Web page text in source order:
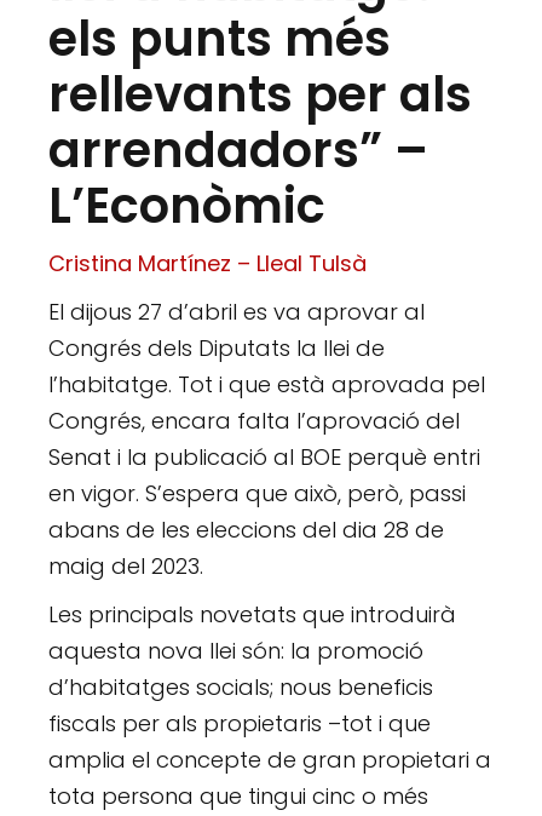
els punts més
rellevants per als
arrendadors” –
L’Econòmic
Cristina Martínez – Lleal Tulsà
El dijous 27 d’abril es va aprovar al
Congrés dels Diputats la llei de
l’habitatge. Tot i que està aprovada pel
Congrés, encara falta l’aprovació del
Senat i la publicació al BOE perquè entri
en vigor. S’espera que això, però, passi
abans de les eleccions del dia 28 de
maig del 2023.
Les principals novetats que introduirà
aquesta nova llei són: la promoció
d’habitatges socials; nous beneficis
fiscals per als propietaris –tot i que
amplia el concepte de gran propietari a
tota persona que tingui cinc o més